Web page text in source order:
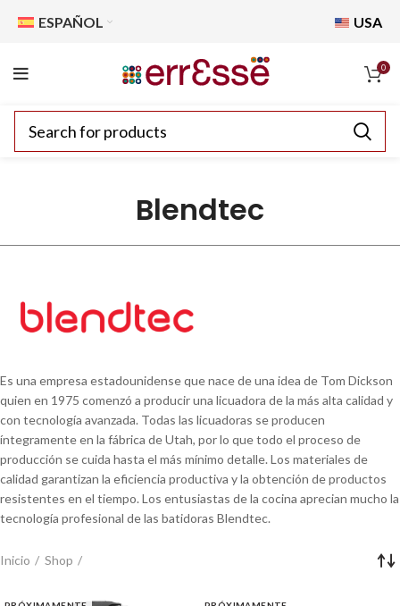
ESPAÑOL USA
0
Blendtec
Es una empresa estadounidense que nace de una idea de Tom Dickson
quien en 1975 comenzó a producir una licuadora de la más alta calidad y
con tecnología avanzada. Todas las licuadoras se producen
íntegramente en la fábrica de Utah, por lo que todo el proceso de
producción se cuida hasta el más mínimo detalle. Los materiales de
calidad garantizan la eficiencia productiva y la obtención de productos
resistentes en el tiempo. Los entusiastas de la cocina aprecian mucho la
tecnología profesional de las batidoras Blendtec.
Inicio Shop